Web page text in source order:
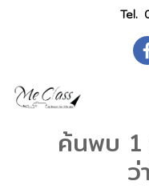
Tel.
ค้นพบ 1